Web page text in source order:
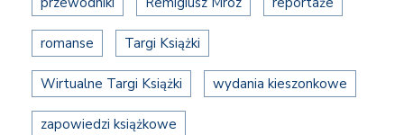
romanse Targi Książki
Wirtualne Targi Książki wydania kieszonkowe
zapowiedzi książkowe